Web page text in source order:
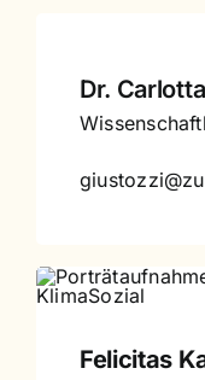
Dr.
Felicitas